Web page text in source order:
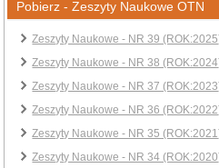
Pobierz - Zeszyty Naukowe OTN
Zeszyty Naukowe - NR 39
Zeszyty Naukowe - NR 38
Zeszyty Naukowe - NR 37
Zeszyty Naukowe - NR 36
Zeszyty Naukowe - NR 35
Zeszyty Naukowe - NR 34